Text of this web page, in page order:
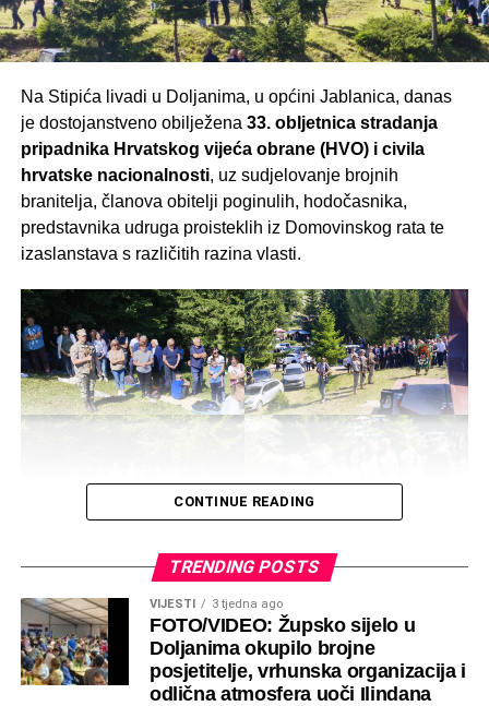
humanitarnu priču.
Vidimo se u nedjelju, 9. kolovoza, na školskom
Na Stipića livadi u Doljanima, u općini Jablanica, danas
je dostojanstveno obilježena 33. obljetnica stradanja
pripadnika Hrvatskog vijeća obrane (HVO) i civila
hrvatske nacionalnosti, uz sudjelovanje brojnih
branitelja, članova obitelji poginulih, hodočasnika,
predstavnika udruga proisteklih iz Domovinskog rata te
izaslanstava s različitih razina vlasti.
CONTINUE READING
TRENDING POSTS
VIJESTI 3 tjedna ago
FOTO/VIDEO: Župsko sijelo u
Doljanima okupilo brojne
posjetitelje, vrhunska organizacija i
odlična atmosfera uoči Ilindana